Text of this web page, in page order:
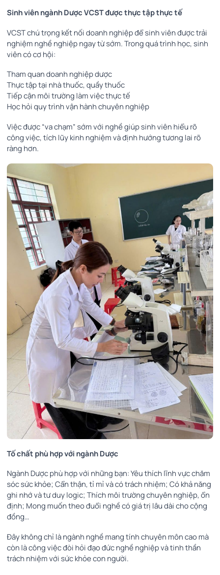
Sinh viên ngành Dược VCST được thực tập thực tế
VCST chú trọng kết nối doanh nghiệp để sinh viên được trải
nghiệm nghề nghiệp ngay từ sớm. Trong quá trình học, sinh
viên có cơ hội:
Tham quan doanh nghiệp dược
Thực tập tại nhà thuốc, quầy thuốc
Tiếp cận môi trường làm việc thực tế
Học hỏi quy trình vận hành chuyên nghiệp
Việc được “va chạm” sớm với nghề giúp sinh viên hiểu rõ
công việc, tích lũy kinh nghiệm và định hướng tương lai rõ
ràng hơn.
Tố chất phù hợp với ngành Dược
Ngành Dược phù hợp với những bạn: Yêu thích lĩnh vực chăm
sóc sức khỏe; Cẩn thận, tỉ mỉ và có trách nhiệm; Có khả năng
ghi nhớ và tư duy logic; Thích môi trường chuyên nghiệp, ổn
định; Mong muốn theo đuổi nghề có giá trị lâu dài cho cộng
đồng…
Đây không chỉ là ngành nghề mang tính chuyên môn cao mà
còn là công việc đòi hỏi đạo đức nghề nghiệp và tinh thần
trách nhiệm với sức khỏe con người.